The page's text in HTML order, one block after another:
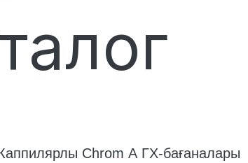
БАЙЛАНЫС